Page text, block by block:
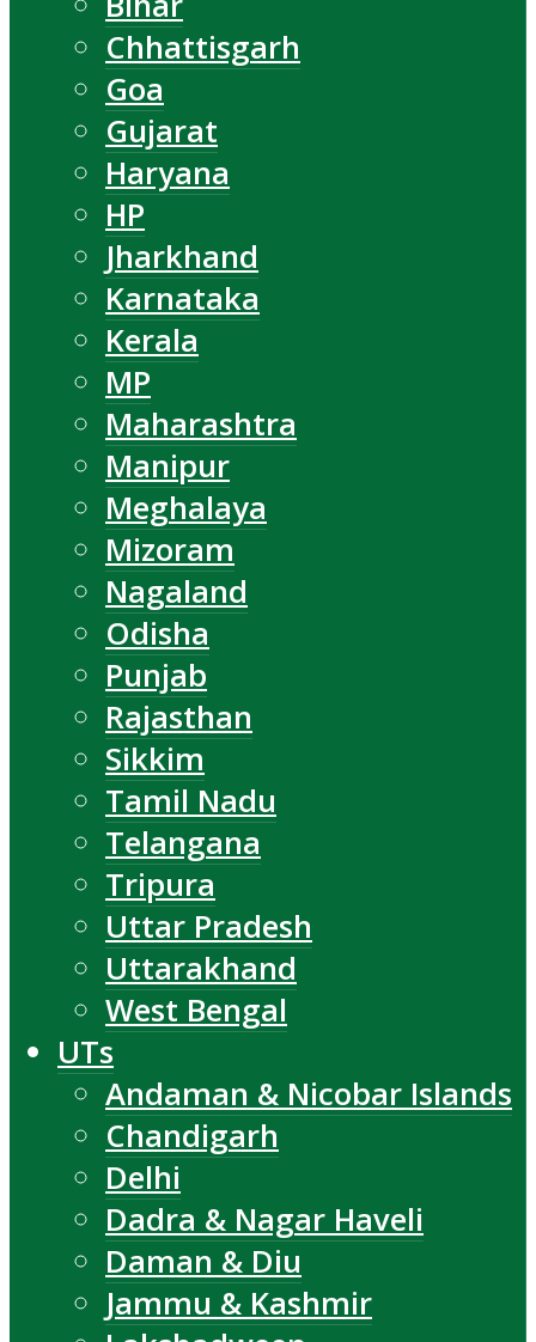
Chhattisgarh
Goa
Gujarat
Haryana
HP
Jharkhand
Karnataka
Kerala
MP
Maharashtra
Manipur
Meghalaya
Mizoram
Nagaland
Odisha
Punjab
Rajasthan
Sikkim
Tamil Nadu
Telangana
Tripura
Uttar Pradesh
Uttarakhand
West Bengal
UTs
Andaman & Nicobar Islands
Chandigarh
Delhi
Dadra & Nagar Haveli
Daman & Diu
Jammu & Kashmir